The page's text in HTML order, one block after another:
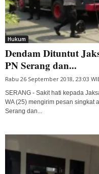
Hukum
Dendam Dituntut
PN Serang dan...
Rabu 26 September 2018, 23:03
SERANG - Sakit hati kepada
WA (25) mengirim pesan singkat
Serang dan...